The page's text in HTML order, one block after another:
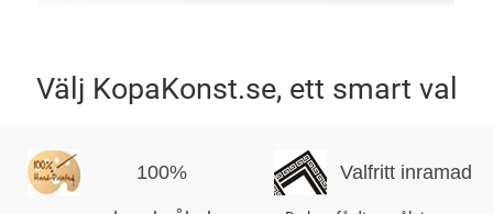
Välj KopaKonst.se, ett smart val
100% Valfritt inramad